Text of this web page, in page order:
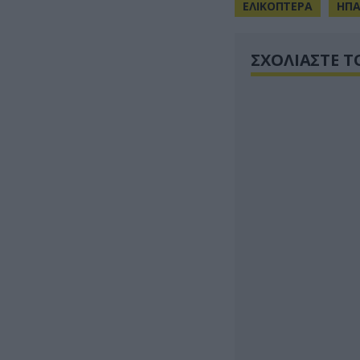
ΕΛΙΚΟΠΤΕΡΑ ΗΠΑ
ΣΧΟΛΙΑΣΤΕ